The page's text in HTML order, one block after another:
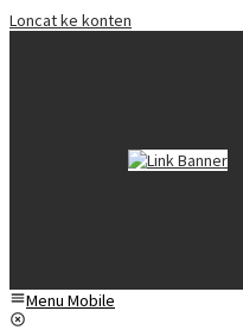
Loncat ke konten
Menu Mobile